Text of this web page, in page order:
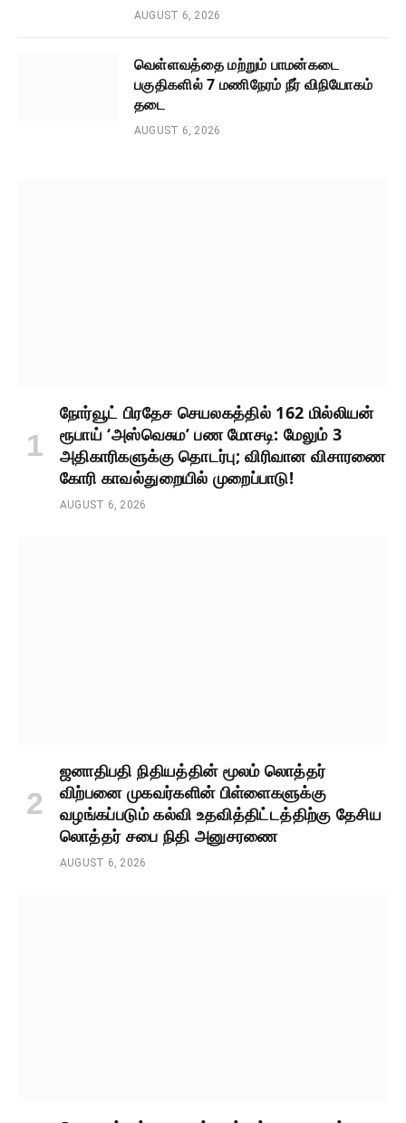
AUGUST 6, 2026
வெள்ளவத்தை மற்றும் பாமன்கடை
பகுதிகளில் 7 மணிநேரம் நீர் விநியோகம்
தடை
AUGUST 6, 2026
நோர்வூட் பிரதேச செயலகத்தில் 162 மில்லியன்
ரூபாய் ‘அஸ்வெசும’ பண மோசடி: மேலும் 3
அதிகாரிகளுக்கு தொடர்பு; விரிவான விசாரணை
கோரி காவல்துறையில் முறைப்பாடு!
AUGUST 6, 2026
ஜனாதிபதி நிதியத்தின் மூலம் லொத்தர்
விற்பனை முகவர்களின் பிள்ளைகளுக்கு
வழங்கப்படும் கல்வி உதவித்திட்டத்திற்கு தேசிய
லொத்தர் சபை நிதி அனுசரணை
AUGUST 6, 2026